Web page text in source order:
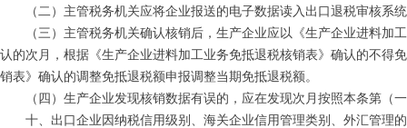
（二）主管税务机关应将企业报送的电子数据读入出口退税审核系统
（三）主管税务机关确认核销后，生产企业应以《生产企业进料加工
认的次月，根据《生产企业进料加工业务免抵退税核销表》确认的不得
销表》确认的调整免抵退税额申报调整当期免抵退税额。
（四）生产企业发现核销数据有误的，应在发现次月按照本条第（
十、出口企业因纳税信用级别、海关企业信用管理类别、外汇管理的